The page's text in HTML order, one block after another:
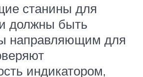
станины для
должны быть
направляющим для
индикатором,